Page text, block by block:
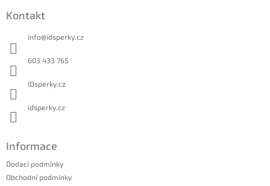
Kontakt
info@idsperky.cz
603 433 765
IDsperky.cz
idsperky.cz
Informace
Dodací podmínky
Obchodní podmínky